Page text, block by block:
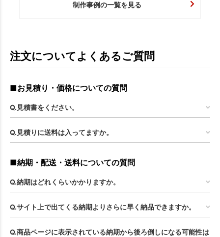
制作事例の一覧を見る
注文についてよくあるご質問
■お見積り・価格についての質問
Q.見積書をください。
Q.見積りに送料は入ってますか。
■納期・配送・送料についての質問
Q.納期はどれくらいかかりますか。
Q.サイト上で出てくる納期よりさらに早く納品できますか。
Q.商品ページに表示されている納期から後ろ倒しになる可能性は